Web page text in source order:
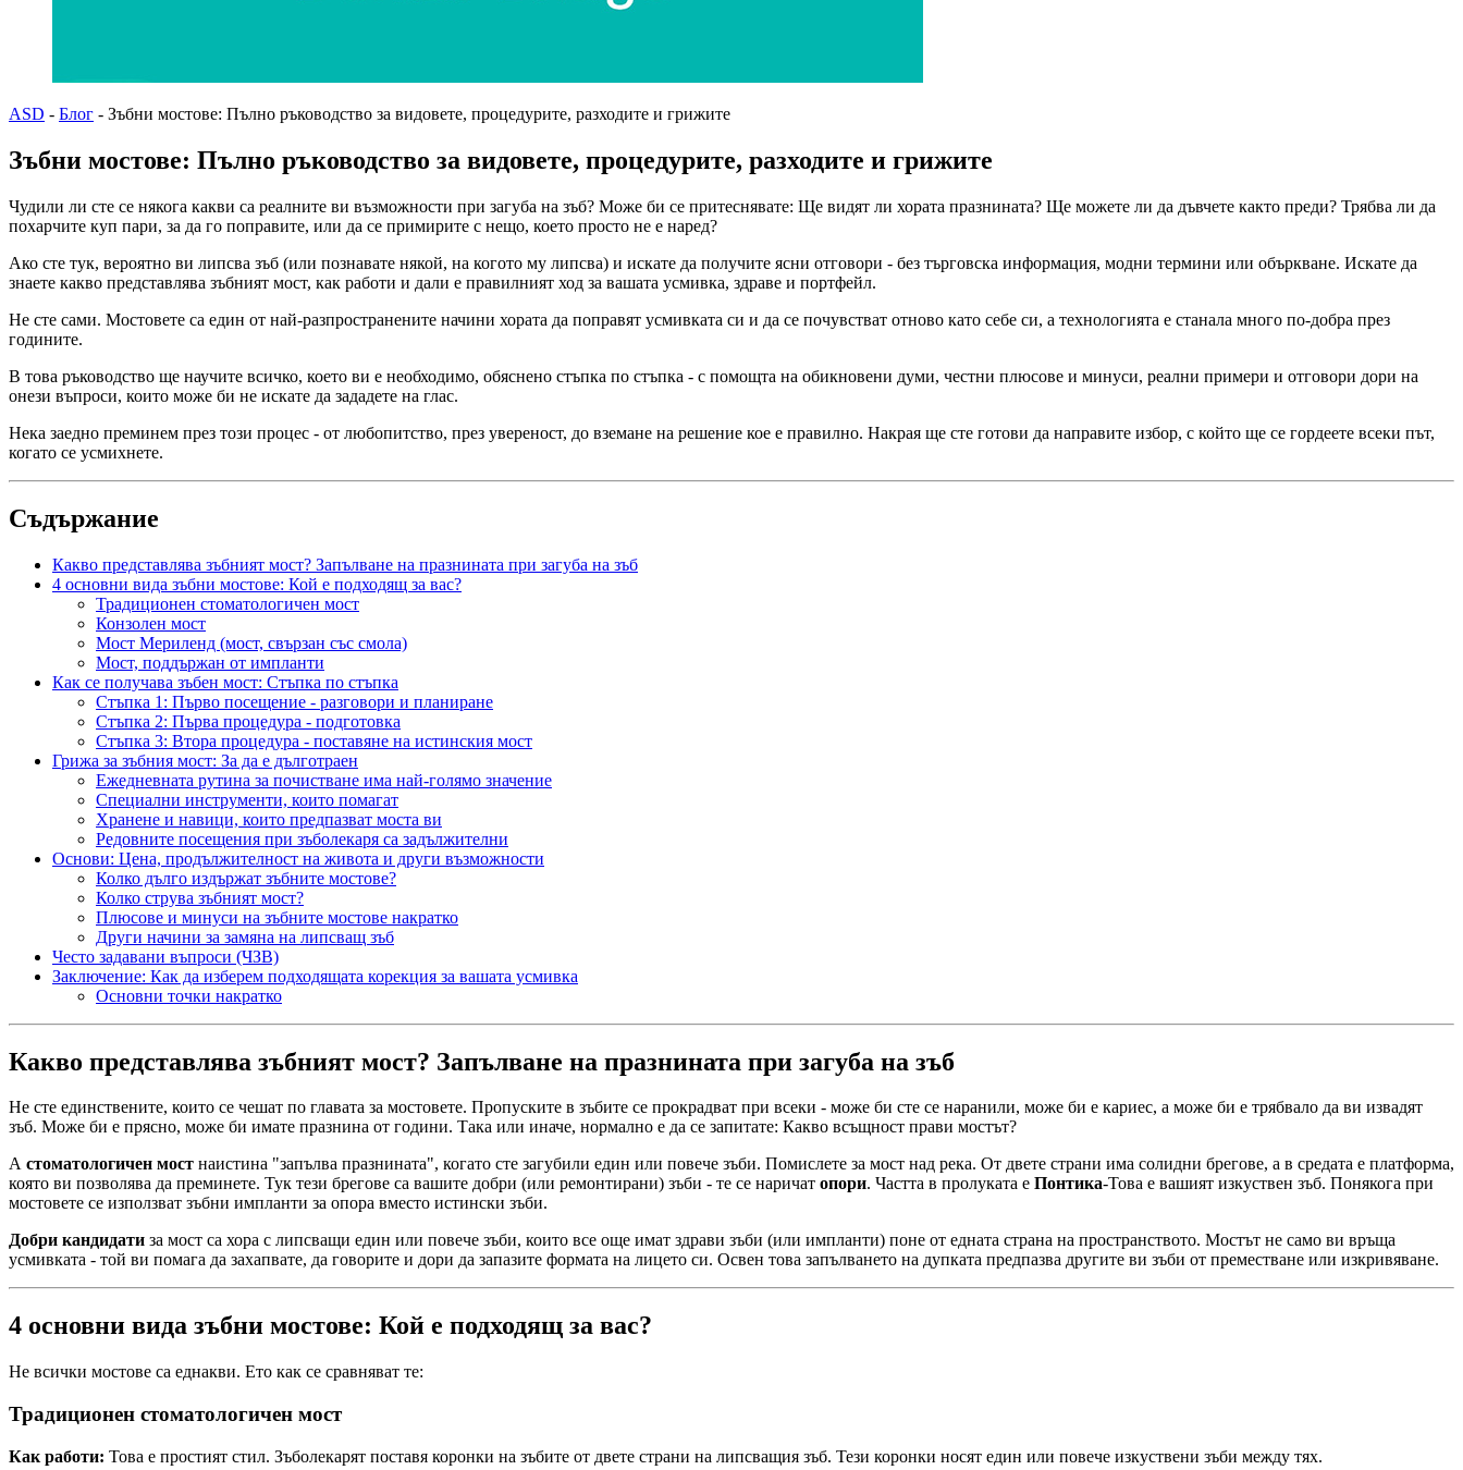
ASD - Блог - Зъбни мостове: Пълно ръководство за видовете, процедурите, разходите и грижите
Зъбни мостове: Пълно ръководство за видовете, процедурите, разходите и грижите
Чудили ли сте се някога какви са реалните ви възможности при загуба на зъб? Може би се притеснявате: Ще видят ли хората празнината? Ще можете ли да дъвчете както преди? Трябва ли да
похарчите куп пари, за да го поправите, или да се примирите с нещо, което просто не е наред?
Ако сте тук, вероятно ви липсва зъб (или познавате някой, на когото му липсва) и искате да получите ясни отговори - без търговска информация, модни термини или объркване. Искате да
знаете какво представлява зъбният мост, как работи и дали е правилният ход за вашата усмивка, здраве и портфейл.
Не сте сами. Мостовете са един от най-разпространените начини хората да поправят усмивката си и да се почувстват отново като себе си, а технологията е станала много по-добра през
годините.
В това ръководство ще научите всичко, което ви е необходимо, обяснено стъпка по стъпка - с помощта на обикновени думи, честни плюсове и минуси, реални примери и отговори дори на
онези въпроси, които може би не искате да зададете на глас.
Нека заедно преминем през този процес - от любопитство, през увереност, до вземане на решение кое е правилно. Накрая ще сте готови да направите избор, с който ще се гордеете всеки път,
когато се усмихнете.
Съдържание
Какво представлява зъбният мост? Запълване на празнината при загуба на зъб
4 основни вида зъбни мостове: Кой е подходящ за вас?
Традиционен стоматологичен мост
Конзолен мост
Мост Мериленд (мост, свързан със смола)
Мост, поддържан от импланти
Как се получава зъбен мост: Стъпка по стъпка
Стъпка 1: Първо посещение - разговори и планиране
Стъпка 2: Първа процедура - подготовка
Стъпка 3: Втора процедура - поставяне на истинския мост
Грижа за зъбния мост: За да е дълготраен
Ежедневната рутина за почистване има най-голямо значение
Специални инструменти, които помагат
Хранене и навици, които предпазват моста ви
Редовните посещения при зъболекаря са задължителни
Основи: Цена, продължителност на живота и други възможности
Колко дълго издържат зъбните мостове?
Колко струва зъбният мост?
Плюсове и минуси на зъбните мостове накратко
Други начини за замяна на липсващ зъб
Често задавани въпроси (ЧЗВ)
Заключение: Как да изберем подходящата корекция за вашата усмивка
Основни точки накратко
Какво представлява зъбният мост? Запълване на празнината при загуба на зъб
Не сте единствените, които се чешат по главата за мостовете. Пропуските в зъбите се прокрадват при всеки - може би сте се наранили, може би е кариес, а може би е трябвало да ви извадят
зъб. Може би е прясно, може би имате празнина от години. Така или иначе, нормално е да се запитате: Какво всъщност прави мостът?
A стоматологичен мост наистина "запълва празнината", когато сте загубили един или повече зъби. Помислете за мост над река. От двете страни има солидни брегове, а в средата е платформа,
която ви позволява да преминете. Тук тези брегове са вашите добри (или ремонтирани) зъби - те се наричат опори. Частта в пролуката е Понтика-Това е вашият изкуствен зъб. Понякога при
мостовете се използват зъбни импланти за опора вместо истински зъби.
Добри кандидати за мост са хора с липсващи един или повече зъби, които все още имат здрави зъби (или импланти) поне от едната страна на пространството. Мостът не само ви връща
усмивката - той ви помага да захапвате, да говорите и дори да запазите формата на лицето си. Освен това запълването на дупката предпазва другите ви зъби от преместване или изкривяване.
4 основни вида зъбни мостове: Кой е подходящ за вас?
Не всички мостове са еднакви. Ето как се сравняват те:
Традиционен стоматологичен мост
Как работи: Това е простият стил. Зъболекарят поставя коронки на зъбите от двете страни на липсващия зъб. Тези коронки носят един или повече изкуствени зъби между тях.